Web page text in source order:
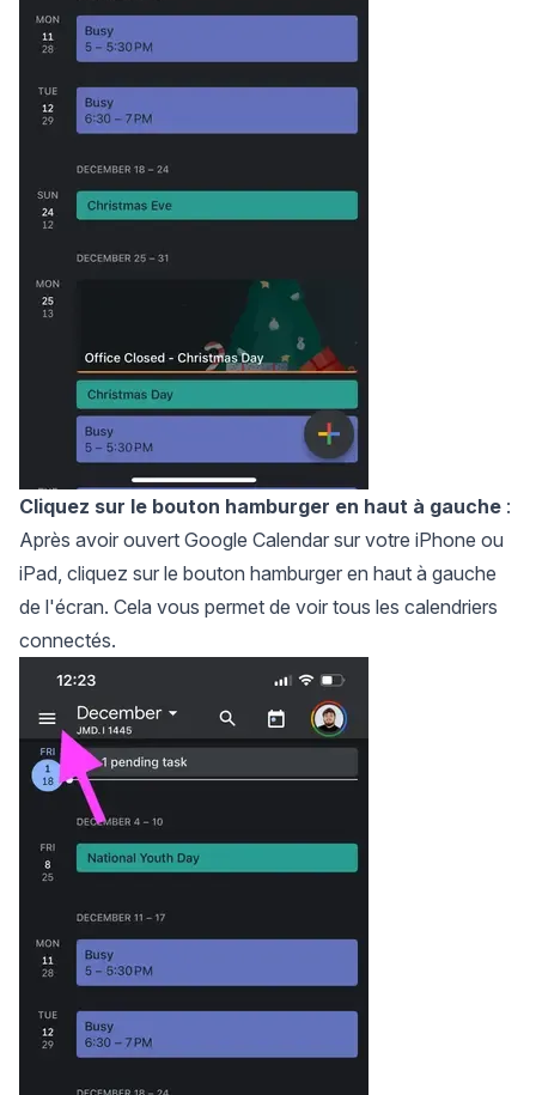
Cliquez sur le bouton hamburger en haut à gauche :
Après avoir ouvert Google Calendar sur votre iPhone ou
iPad, cliquez sur le bouton hamburger en haut à gauche
de l'écran. Cela vous permet de voir tous les calendriers
connectés.